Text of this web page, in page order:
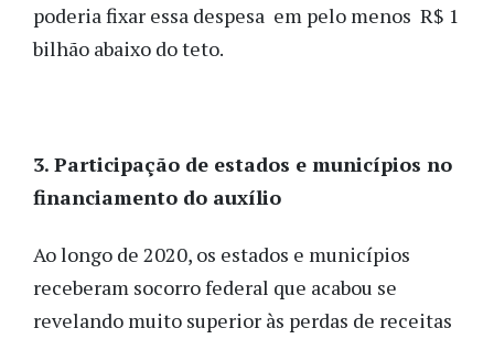
poderia fixar essa despesa em pelo menos R$ 1
bilhão abaixo do teto.
3. Participação de estados e municípios no
financiamento do auxílio
Ao longo de 2020, os estados e municípios
receberam socorro federal que acabou se
revelando muito superior às perdas de receitas